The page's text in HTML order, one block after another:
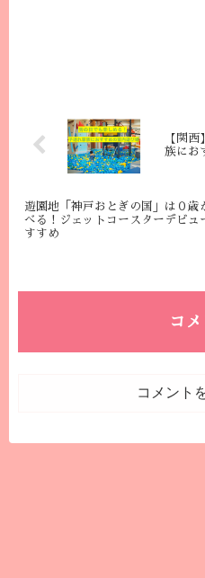
【関
族にお
遊園地「神戸おとぎの国」は０歳
べる！ジェットコースターデビュ
すすめ
コメ
コメント